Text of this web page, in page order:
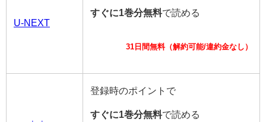
U-NEXT
すぐに1巻分無料で読める
31日間無料（解約可能/違約金なし）
登録時のポイントで
すぐに1巻分無料で読める